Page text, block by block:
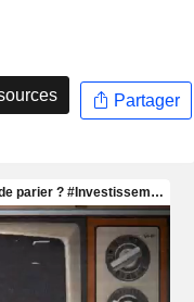
Partager